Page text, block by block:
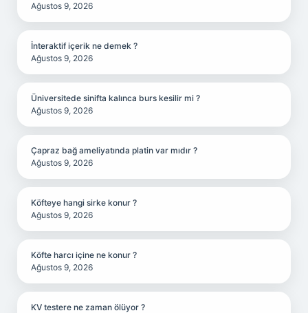
Ağustos 9, 2026
İnteraktif içerik ne demek ?
Ağustos 9, 2026
Üniversitede sinifta kalınca burs kesilir mi ?
Ağustos 9, 2026
Çapraz bağ ameliyatında platin var mıdır ?
Ağustos 9, 2026
Köfteye hangi sirke konur ?
Ağustos 9, 2026
Köfte harcı içine ne konur ?
Ağustos 9, 2026
KV testere ne zaman ölüyor ?